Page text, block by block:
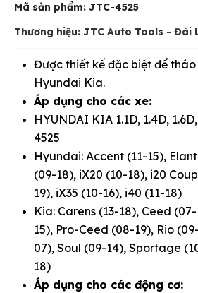
Mã sản phẩm: JTC-4525
Thương hiệu: JTC Auto Tools - Đài
Được thiết kế đặc biệt để
Hyundai Kia.
Áp dụng cho các xe:
HYUNDAI KIA 1.1D, 1.4D,
4525
Hyundai: Accent (11-15),
(09-18), iX20 (10-18), i20
19), iX35 (10-16), i40 (11-18)
Kia: Carens (13-18), Ceed
15), Pro-Ceed (08-19), Rio
07), Soul (09-14), Sportage
18)
Áp dụng cho các động cơ: